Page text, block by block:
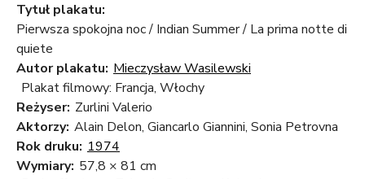
Tytuł plakatu:
Pierwsza spokojna noc / Indian Summer / La prima notte di
quiete
Autor plakatu: Mieczysław Wasilewski
Plakat filmowy: Francja, Włochy
Reżyser: Zurlini Valerio
Aktorzy: Alain Delon, Giancarlo Giannini, Sonia Petrovna
Rok druku: 1974
Wymiary: 57,8 × 81 cm